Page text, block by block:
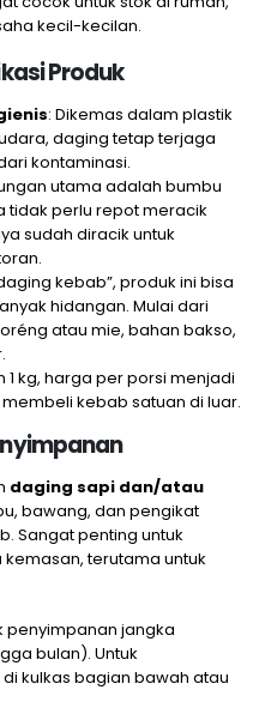
kecil-kecilan.
Produk
: Dikemas dalam plastik
daging tetap terjaga
kontaminasi.
utama adalah bumbu
tidak perlu repot meracik
sudah diracik untuk
kebab”, produk ini bisa
hidangan. Mulai dari
atau mie, bahan bakso,
1 kg, harga per porsi menjadi
kebab satuan di luar.
daging sapi dan/atau
bawang, dan pengikat
Sangat penting untuk
terutama untuk
penyimpanan jangka
bulan). Untuk
kulkas bagian bawah atau